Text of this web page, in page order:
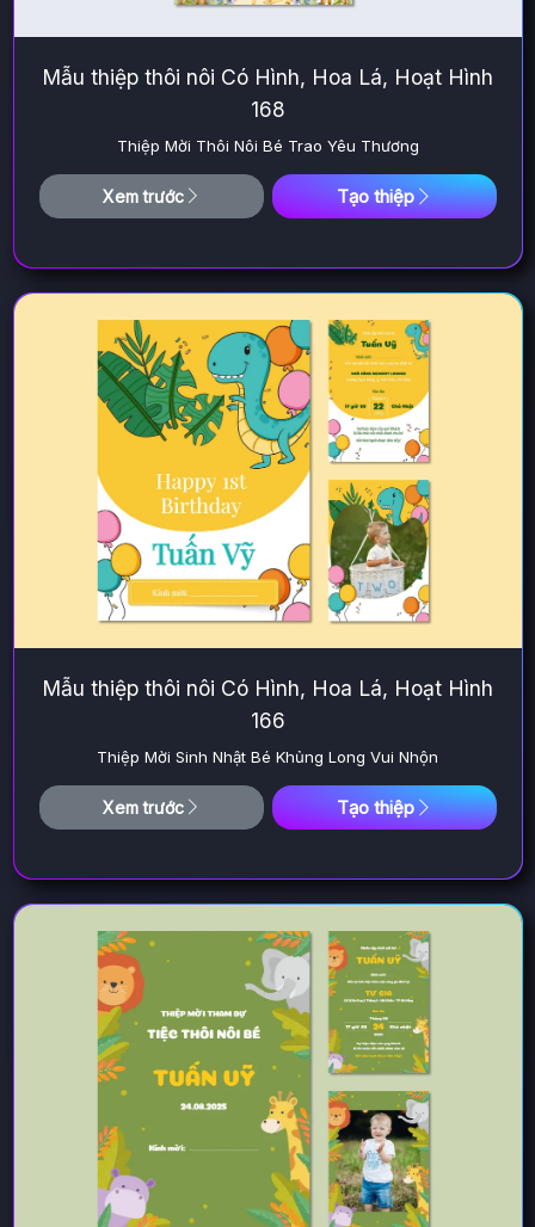
Mẫu thiệp thôi nôi Có Hình, Hoa Lá, Hoạt Hình
168
Thiệp Mời Thôi Nôi Bé Trao Yêu Thương
Xem trước Tạo thiệp
Mẫu thiệp thôi nôi Có Hình, Hoa Lá, Hoạt Hình
166
Thiệp Mời Sinh Nhật Bé Khủng Long Vui Nhộn
Xem trước Tạo thiệp